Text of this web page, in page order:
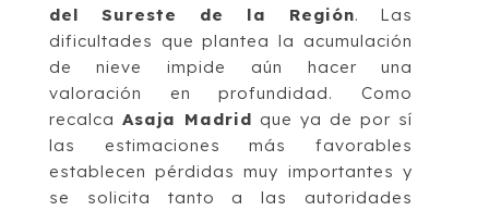
del Sureste de la Región. Las
dificultades que plantea la acumulación
de nieve impide aún hacer una
valoración en profundidad. Como
recalca Asaja Madrid que ya de por sí
las estimaciones más favorables
establecen pérdidas muy importantes y
se solicita tanto a las autoridades